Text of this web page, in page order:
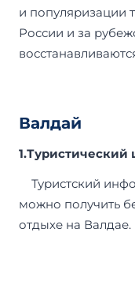
и популяризации
России и за
Валдай
1.Туристический
Туристский
можно получить
отдыхе на Валдае.